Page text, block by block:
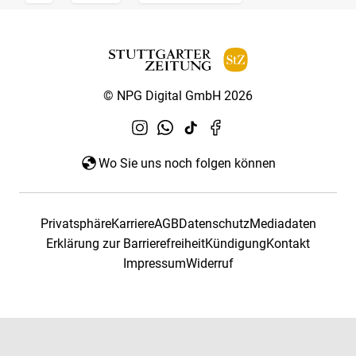
© NPG Digital GmbH 2026
Wo Sie uns noch folgen können
PrivatsphäreKarriereAGBDatenschutzMediadaten
Erklärung zur BarrierefreiheitKündigungKontakt
ImpressumWiderruf